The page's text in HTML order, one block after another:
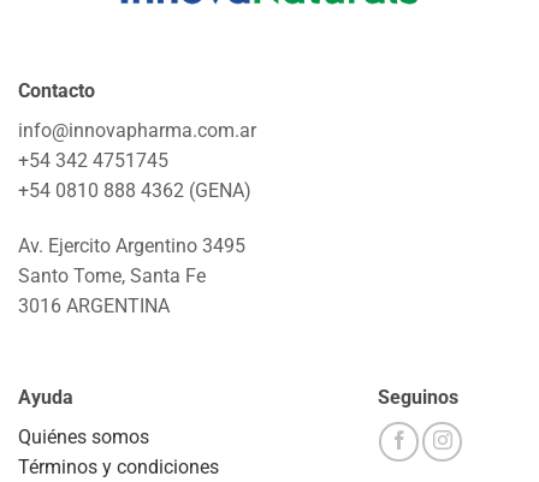
Contacto
info@innovapharma.com.ar
+54 342 4751745
+54 0810 888 4362 (GENA)
Av. Ejercito Argentino 3495
Santo Tome, Santa Fe
3016 ARGENTINA
Ayuda
Quiénes somos
Términos y condiciones
Seguinos